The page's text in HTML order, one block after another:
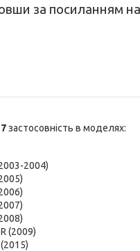
за посиланням на
застосовність в моделях:
2004)
(2009)